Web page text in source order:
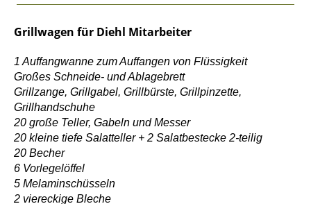
Grillwagen für Diehl Mitarbeiter
1 Auffangwanne zum Auffangen von Flüssigkeit
Großes Schneide- und Ablagebrett
Grillzange, Grillgabel, Grillbürste, Grillpinzette,
Grillhandschuhe
20 große Teller, Gabeln und Messer
20 kleine tiefe Salatteller + 2 Salatbestecke 2-teilig
20 Becher
6 Vorlegelöffel
5 Melaminschüsseln
2 viereckige Bleche